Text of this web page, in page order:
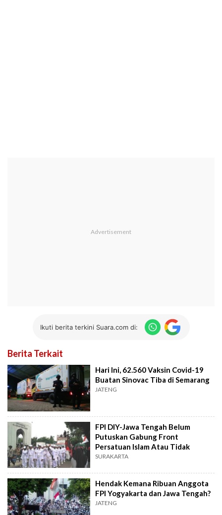
Ikuti berita terkini Suara.com di:
Berita Terkait
Hari Ini, 62.560 Vaksin Covid-19
Buatan Sinovac Tiba di Semarang
JATENG
FPI DIY-Jawa Tengah Belum
Putuskan Gabung Front
Persatuan Islam Atau Tidak
SURAKARTA
Hendak Kemana Ribuan Anggota
FPI Yogyakarta dan Jawa Tengah?
JATENG